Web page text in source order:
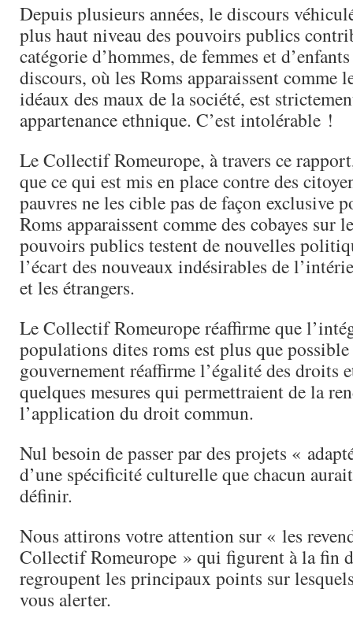
Depuis plusieurs années, le discours
plus haut niveau des pouvoirs publics
catégorie d’hommes, de femmes et
discours, où les Roms apparaissent comme
idéaux des maux de la société, est
appartenance ethnique. C’est intolérable !
Le Collectif Romeurope, à travers ce
que ce qui est mis en place contre des
pauvres ne les cible pas de façon exclusive
Roms apparaissent comme des cobayes sur
pouvoirs publics testent de nouvelles
l’écart des nouveaux indésirables de
et les étrangers.
Le Collectif Romeurope réaffirme que
populations dites roms est plus que
gouvernement réaffirme l’égalité des droits
quelques mesures qui permettraient de la
l’application du droit commun.
Nul besoin de passer par des projets «
d’une spécificité culturelle que chacun
définir.
Nous attirons votre attention sur « les
Collectif Romeurope » qui figurent à la fin
regroupent les principaux points sur
vous alerter.